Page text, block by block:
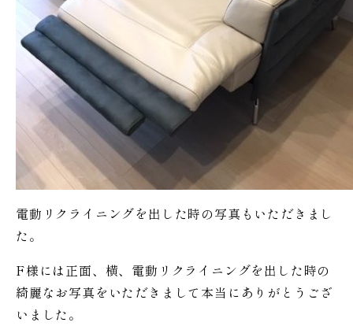
電動リクライニングを出した時の写真もいただきまし
た。
F様には正面、横、電動リクライニングを出した時の
綺麗なお写真をいただきまして本当にありがとうござ
いました。